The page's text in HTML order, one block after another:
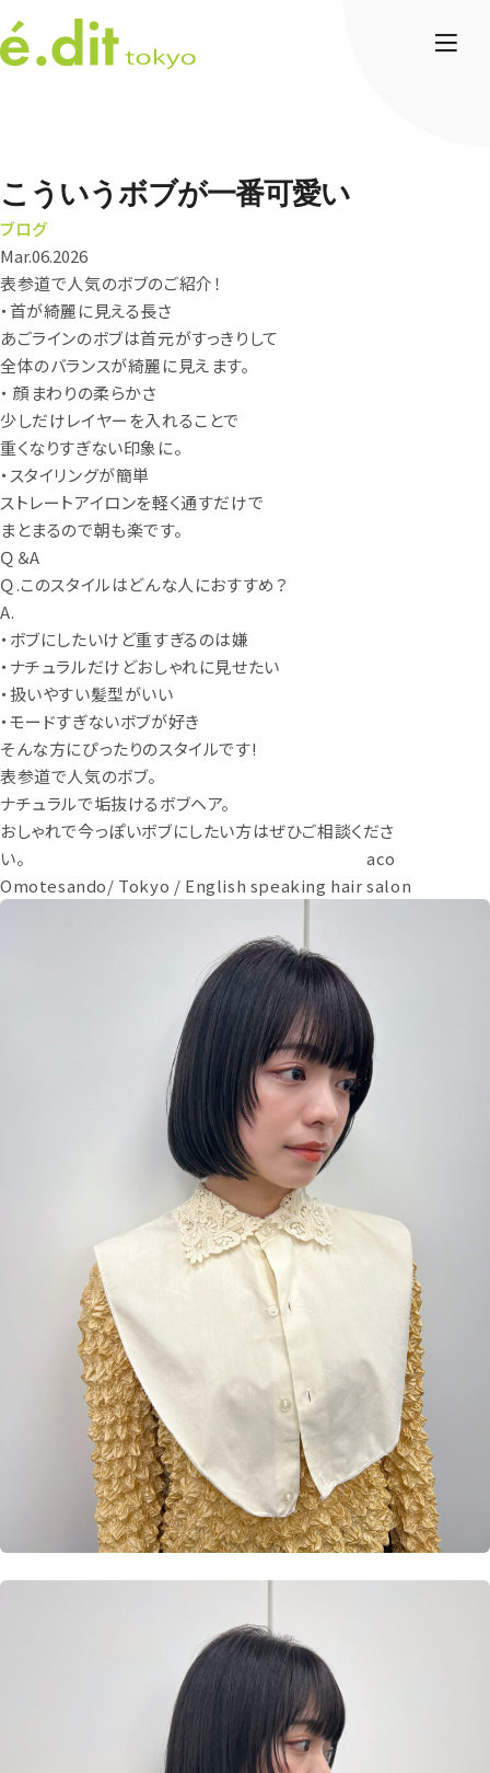
こういうボブが一番可愛い
ブログ
Mar.06.2026
表参道で人気のボブのご紹介！
・首が綺麗に見える長さ
あごラインのボブは首元がすっきりして
全体のバランスが綺麗に見えます。
・ 顔まわりの柔らかさ
少しだけレイヤーを入れることで
重くなりすぎない印象に。
・スタイリングが簡単
ストレートアイロンを軽く通すだけで
まとまるので朝も楽です。
Ｑ＆A
Ｑ.このスタイルはどんな人におすすめ？
A.
・ボブにしたいけど重すぎるのは嫌
・ナチュラルだけどおしゃれに見せたい
・扱いやすい髪型がいい
・モードすぎないボブが好き
そんな方にぴったりのスタイルです!
表参道で人気のボブ。
ナチュラルで垢抜けるボブヘア。
おしゃれで今っぽいボブにしたい方はぜひご相談くださ
い。 aco
Omotesando/ Tokyo / English speaking hair salon